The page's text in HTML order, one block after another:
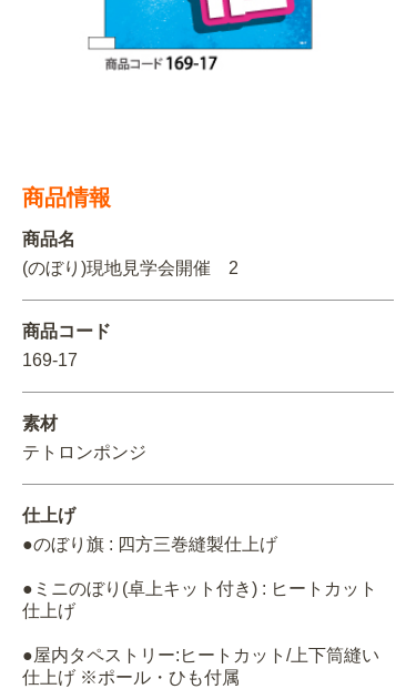
関連アイテムを見る
ORIGINAL ORDER
商品情報
商品名
(のぼり)現地見学会開催 2
商品コード
169-17
素材
テトロンポンジ
仕上げ
●のぼり旗 : 四方三巻縫製仕上げ
●ミニのぼり(卓上キット付き) : ヒートカット
仕上げ
●屋内タペストリー:ヒートカット/上下筒縫い
仕上げ ※ポール・ひも付属